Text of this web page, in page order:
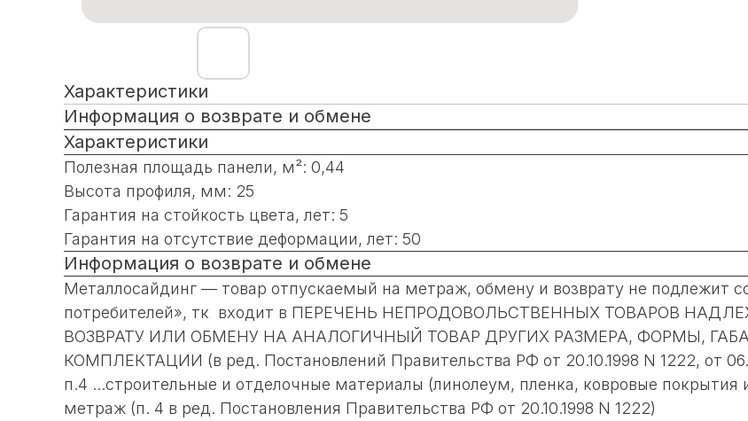
Характеристики
Информация о возврате и обмене
Характеристики
Полезная площадь панели, м²: 0,44
Высота профиля, мм: 25
Гарантия на стойкость цвета, лет: 5
Гарантия на отсутствие деформации, лет: 50
Информация о возврате и обмене
Металлосайдинг — товар отпускаемый на метраж, обмену и возврату не подлежит
потребителей», тк входит в ПЕРЕЧЕНЬ НЕПРОДОВОЛЬСТВЕННЫХ ТОВАРОВ
ВОЗВРАТУ ИЛИ ОБМЕНУ НА АНАЛОГИЧНЫЙ ТОВАР ДРУГИХ РАЗМЕРА, ФОРМЫ,
КОМПЛЕКТАЦИИ (в ред. Постановлений Правительства РФ от 20.10.1998 N 1222, от
п.4 ...строительные и отделочные материалы (линолеум, пленка, ковровые покрытия
метраж (п. 4 в ред. Постановления Правительства РФ от 20.10.1998 N 1222)